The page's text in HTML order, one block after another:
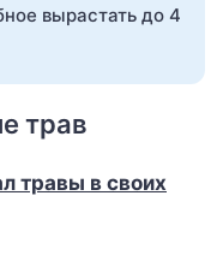
вырастать до 4
трав
травы в своих